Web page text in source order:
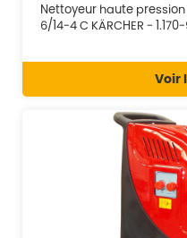
Nettoyeur haute
6/14-4 C KÄRCHER -
Voir